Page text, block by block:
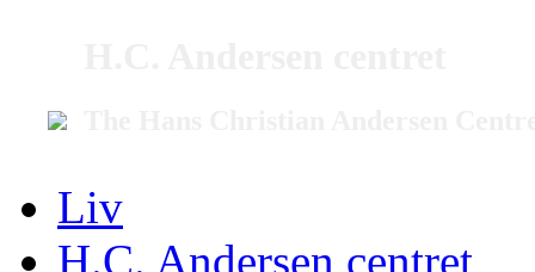
Liv
H.C. Andersen centret